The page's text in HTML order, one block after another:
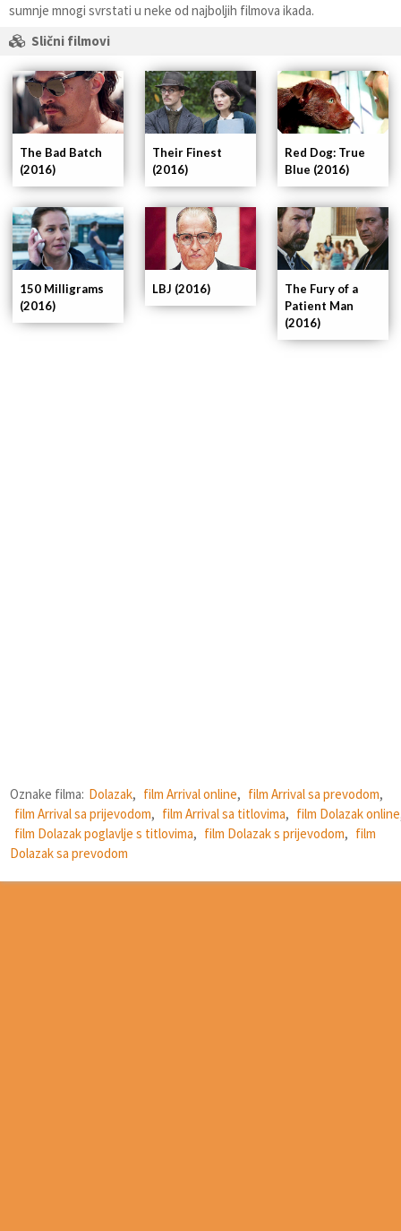
sumnje mnogi svrstati u neke od najboljih filmova ikada.
Slični filmovi
The Fury of a
Patient Man
(2016)
LBJ (2016)
150 Milligrams
(2016)
Red Dog: True
Blue (2016)
Their Finest
(2016)
The Bad Batch
(2016)
Oznake filma: Dolazak, film Arrival online, film Arrival sa prevodom,
film Arrival sa prijevodom, film Arrival sa titlovima, film Dolazak online
film Dolazak poglavlje s titlovima, film Dolazak s prijevodom, film
Dolazak sa prevodom